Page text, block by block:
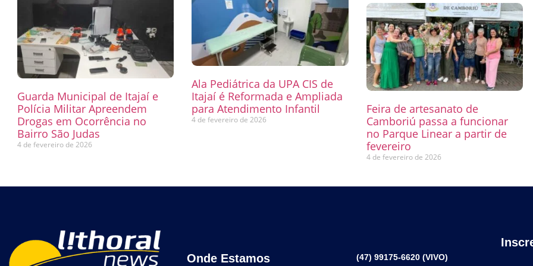
Guarda Municipal de Itajaí e
Polícia Militar Apreendem
Drogas em Ocorrência no
Bairro São Judas
4 de fevereiro de 2026
Ala Pediátrica da UPA CIS de
Itajaí é Reformada e Ampliada
para Atendimento Infantil
4 de fevereiro de 2026
Feira de artesanato de
Camboriú passa a funcionar
no Parque Linear a partir de
fevereiro
4 de fevereiro de 2026
Onde Estamos (47) 99175-6620 (VIVO)